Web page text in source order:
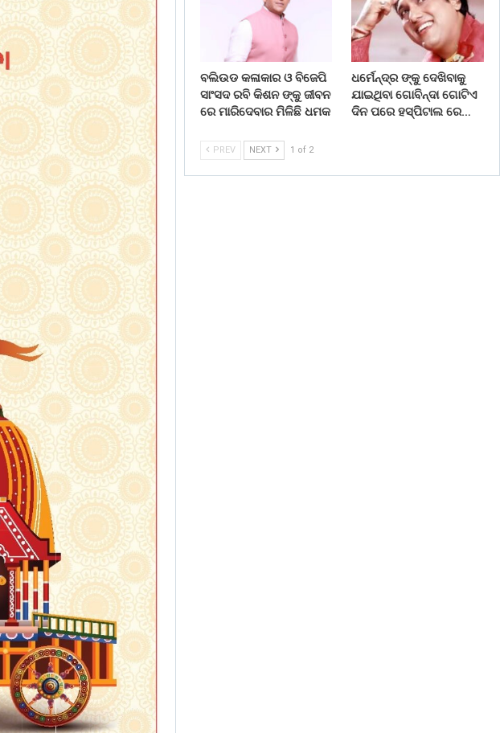
ବଲିଉଡ କଳାକାର ଓ ବିଜେପି
ସାଂସଦ ରବି କିଶନ ଙ୍କୁ ଜୀବନ
ରେ ମାରିଦେବାର ମିଳିଛି ଧମକ
ଧର୍ମେନ୍ଦ୍ର ଙ୍କୁ ଦେଖିବାକୁ
ଯାଇଥିବା ଗୋବିନ୍ଦା ଗୋଟିଏ
ଦିନ ପରେ ହସ୍ପିଟାଲ ରେ…
PREV NEXT 1 of 2